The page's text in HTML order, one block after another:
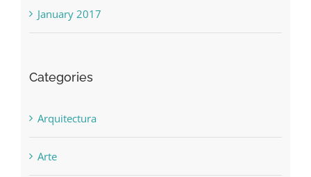
January 2017
Categories
Arquitectura
Arte